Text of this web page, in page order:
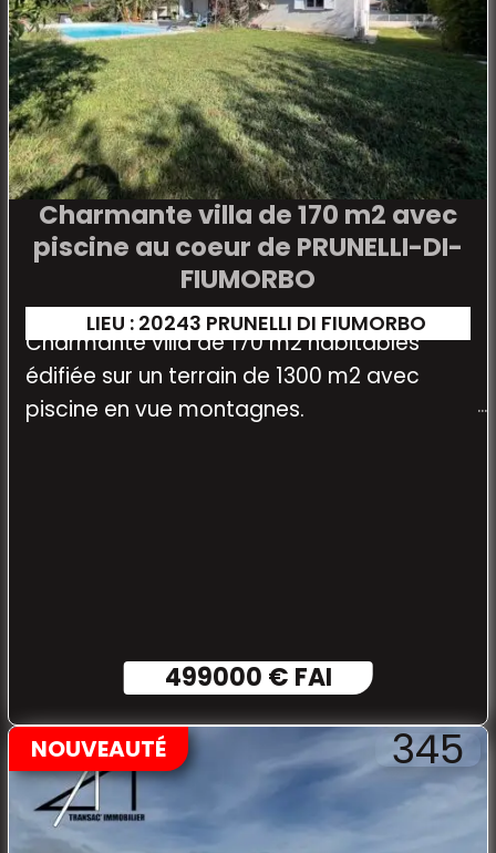
Charmante villa de 170 m2 avec
piscine au coeur de PRUNELLI-DI-
FIUMORBO
LIEU : 20243 PRUNELLI DI FIUMORBO
Charmante villa de 170 m2 habitables
édifiée sur un terrain de 1300 m2 avec
piscine en vue montagnes.
499000 € FAI
NOUVEAUTÉ 345